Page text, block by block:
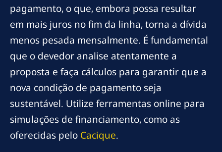
pagamento, o que, embora possa resultar
em mais juros no fim da linha, torna a dívida
menos pesada mensalmente. É fundamental
que o devedor analise atentamente a
proposta e faça cálculos para garantir que a
nova condição de pagamento seja
sustentável. Utilize ferramentas online para
simulações de financiamento, como as
oferecidas pelo Cacique.